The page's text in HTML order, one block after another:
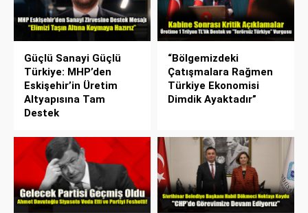
Güçlü Sanayi Güçlü
Türkiye: MHP’den
Eskişehir’in Üretim
Altyapısına Tam
Destek
“Bölgemizdeki
Çatışmalara Rağmen
Türkiye Ekonomisi
Dimdik Ayaktadır”